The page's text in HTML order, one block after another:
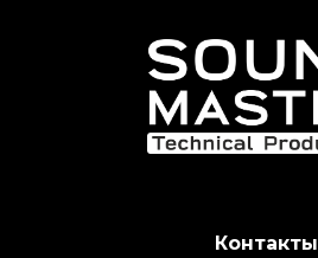
Контакты